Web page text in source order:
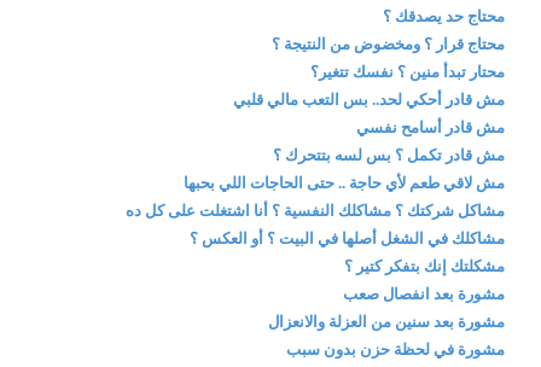
محتاج حد يصدقك ؟
محتاج قرار ؟ ومخضوض من النتيجة ؟
محتار تبدأ منين ؟ نفسك تتغير؟
مش قادر أحكي لحد.. بس التعب مالي قلبي
مش قادر أسامح نفسي
مش قادر تكمل ؟ بس لسه بتتحرك ؟
مش لاقي طعم لأي حاجة .. حتى الحاجات اللي بحبها
مشاكل شركتك ؟ مشاكلك النفسية ؟ أنا اشتغلت على كل ده
مشاكلك في الشغل أصلها في البيت ؟ أو العكس ؟
مشكلتك إنك بتفكر كتير ؟
مشورة بعد انفصال صعب
مشورة بعد سنين من العزلة والانعزال
مشورة في لحظة حزن بدون سبب